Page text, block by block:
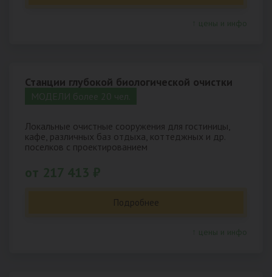
Станции глубокой биологической очистки
Локальные очистные сооружения для гостиницы,
кафе, различных баз отдыха, коттеджных и др.
поселков с проектированием
Подробнее